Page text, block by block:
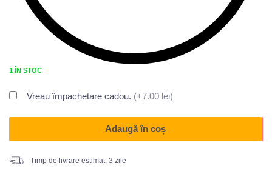
1 ÎN STOC
Vreau împachetare cadou. (+7.00 lei)
Adaugă în coș
Timp de livrare estimat: 3 zile